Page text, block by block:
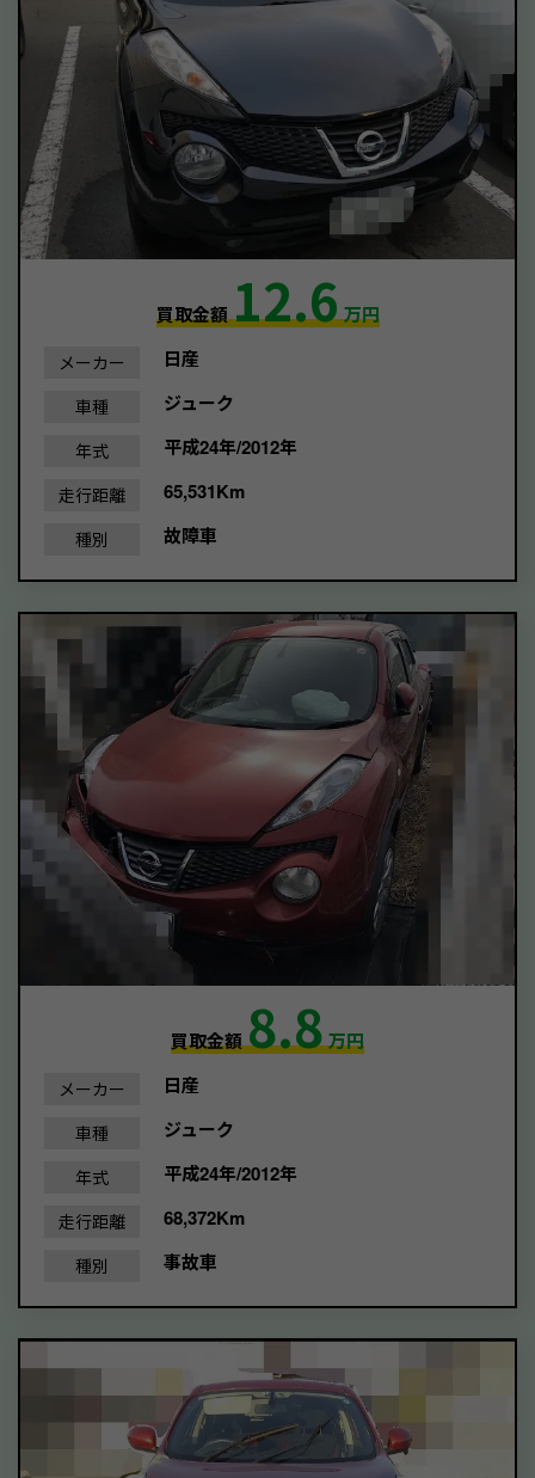
買取金額12.6万円
メーカー 日産
車種 ジューク
年式 平成24年/2012年
走行距離 65,531Km
種別 故障車
買取金額8.8万円
メーカー 日産
車種 ジューク
年式 平成24年/2012年
走行距離 68,372Km
種別 事故車